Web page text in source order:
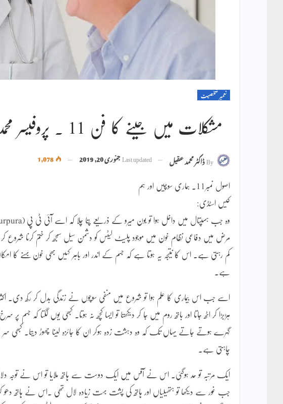
تعمیر شخصیت
مشکلات میں جینے کا فن 11 ۔ پروفیسر محمد عقیل
Byڈاکٹر محمد عقیل Last updatedجنوری 20, 2019
اصول نمبر11۔ ہماری سوچیں اور ہم
کیس اسٹڈی:
مرض میں دفاعی نظام خون میں موجود پلیٹ لیٹس کو دشمن سیل سمجھ کر ختم کرنا
کم رہتی ہے۔ اس کا نتیجہ یہ ہوتا ہے کہ جسم کے اندر اور باہر کہیں بھی خون بہنے کا
ہے۔
اسے جب اس بیماری کا علم ہوا تو شروع میں منفی سوچوں نے زندگی بدل کر رکھ دی۔
ہڑبڑا کر اٹھ جاتا اور باتھ روم میں جا کر دیکھتا تو ایسا کچھ نہ ہوتا۔ کبھی یوں لگتا کہ
گہرے ہوتے جاتے یہاں تک کہ وہ دہشت زدہ ہوکر ان کا جائزہ لینا چھوڑ دیتا۔ کبھی سر
چاہتی ہے۔
ایک مرتبہ تو حد ہوگئی۔ اس نے آفس میں ایک دوست سے ہاتھ ملایا تو اس نے توجہ
جب غور سے دیکھا تو ہتھیلیاں اور ہاتھ کی پشت بہت زیادہ لال تھی ۔اس نے ہاتھ دھو کر